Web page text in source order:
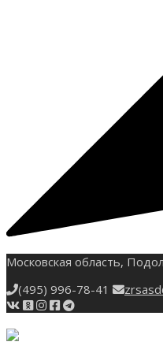
Московская область,
(495) 996-78-41